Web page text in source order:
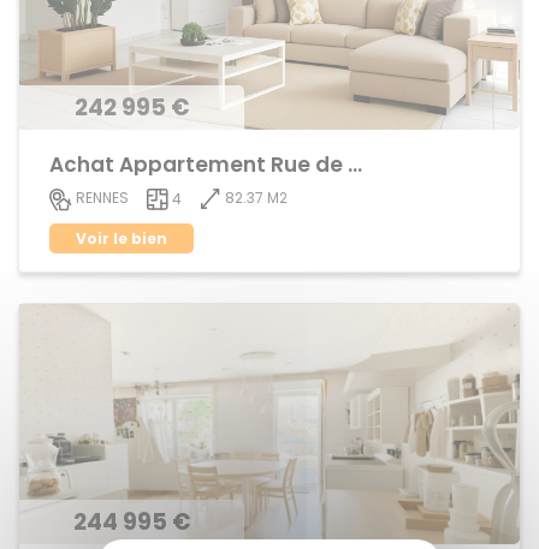
242 995 €
Achat Appartement Rue de Nantes
RENNES 4
82.37 M2
Voir le bien
244 995 €